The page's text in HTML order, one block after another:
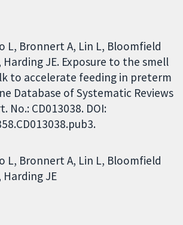
L, Bronnert A, Lin L, Bloomfield
Harding JE. Exposure to the smell
to accelerate feeding in preterm
Database of Systematic Reviews
No.: CD013038. DOI:
L Bronnert A Lin L Bloomfield
Harding JE